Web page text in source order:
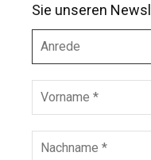
Sie unseren
r
e
e
r
n